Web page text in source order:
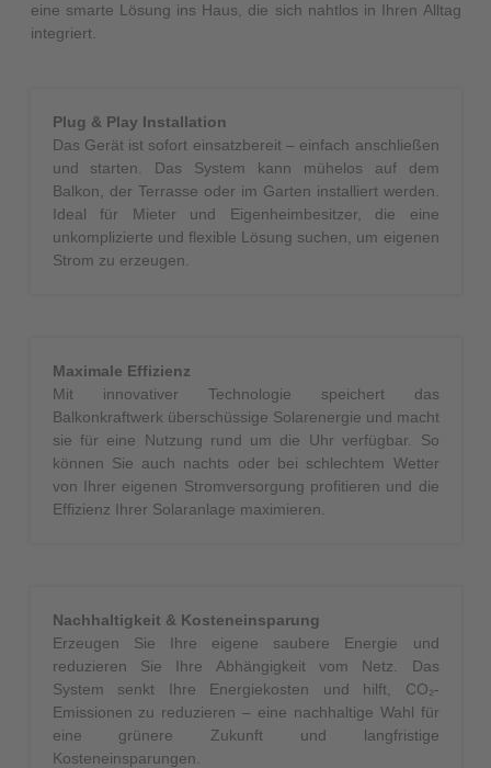
eine smarte Lösung ins Haus, die sich nahtlos in Ihren Alltag
integriert.
Plug & Play Installation
Das Gerät ist sofort einsatzbereit – einfach anschließen
und starten. Das System kann mühelos auf dem
Balkon, der Terrasse oder im Garten installiert werden.
Ideal für Mieter und Eigenheimbesitzer, die eine
unkomplizierte und flexible Lösung suchen, um eigenen
Strom zu erzeugen.
Maximale Effizienz
Mit innovativer Technologie speichert das
Balkonkraftwerk überschüssige Solarenergie und macht
sie für eine Nutzung rund um die Uhr verfügbar. So
können Sie auch nachts oder bei schlechtem Wetter
von Ihrer eigenen Stromversorgung profitieren und die
Effizienz Ihrer Solaranlage maximieren.
Nachhaltigkeit & Kosteneinsparung
Erzeugen Sie Ihre eigene saubere Energie und
reduzieren Sie Ihre Abhängigkeit vom Netz. Das
System senkt Ihre Energiekosten und hilft, CO₂-
Emissionen zu reduzieren – eine nachhaltige Wahl für
eine grünere Zukunft und langfristige
Kosteneinsparungen.